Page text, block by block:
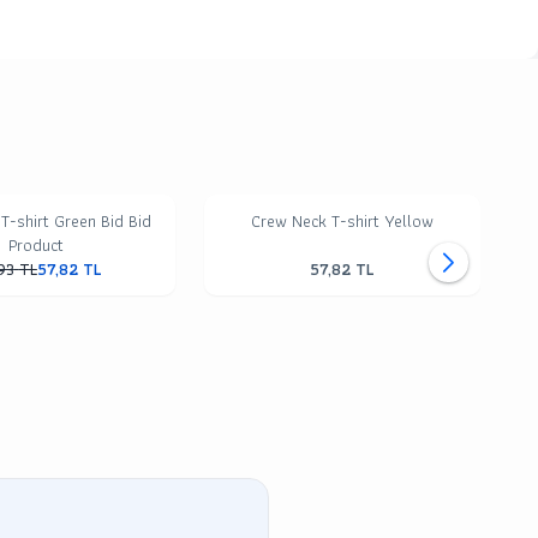
shirt Green Bid Bid
Product
TL57,82 TL
Crew Neck T-shirt Yellow
57,82 TL